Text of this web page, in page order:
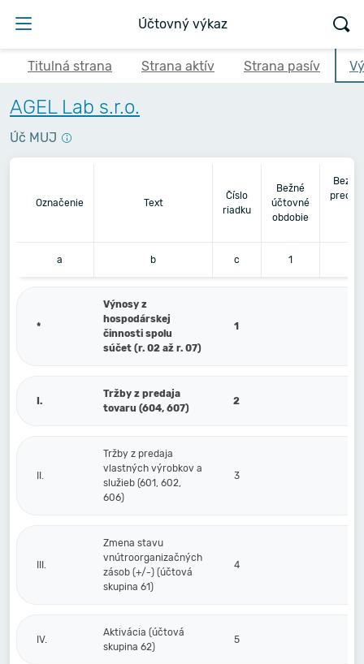
Účtovný výkaz
Titulná strana Strana aktív Strana pasív
AGEL Lab s.r.o.
Úč MUJ
Označenie Text
Číslo
riadku
Bežné
účtovné
obdobie
a b c 1
*
Výnosy z
hospodárskej
činnosti spolu
súčet (r. 02 až r. 07)
1
I.
Tržby z predaja
tovaru (604, 607)
2
II.
Tržby z predaja
vlastných výrobkov a
služieb (601, 602,
606)
3
III.
Zmena stavu
vnútroorganizačných
zásob (+/-) (účtová
skupina 61)
4
IV.
Aktivácia (účtová
skupina 62)
5